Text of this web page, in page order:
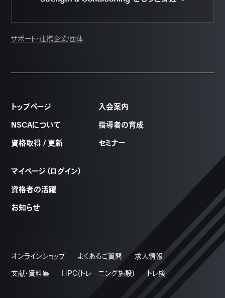
サポート・連携企業/団体
トップページ
NSCAについて
資格取得 / 更新
マイページ（ログイン）
資格者の活躍
お知らせ
入会案内
指導者の育成
セミナー
オンラインショップ よくあるご質問 求人情報
文献・資料集 HPC(トレーニング施設) トレ検